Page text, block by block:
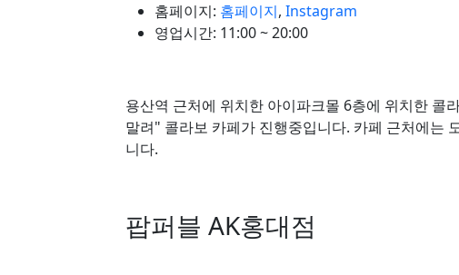
홈페이지: 홈페이지, Instagram
영업시간: 11:00 ~ 20:00
용산역 근처에 위치한 아이파크몰 6층에 위치한 콜
말려" 콜라보 카페가 진행중입니다. 카페 근처에는
니다.
팝퍼블 AK홍대점